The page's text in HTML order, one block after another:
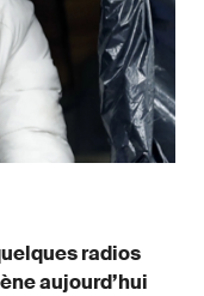
radios
aujourd’hui